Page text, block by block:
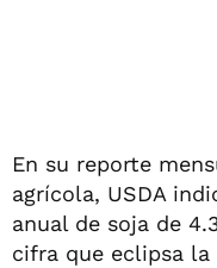
En su reporte
agrícola, USDA
anual de soja de
cifra que eclipsa la